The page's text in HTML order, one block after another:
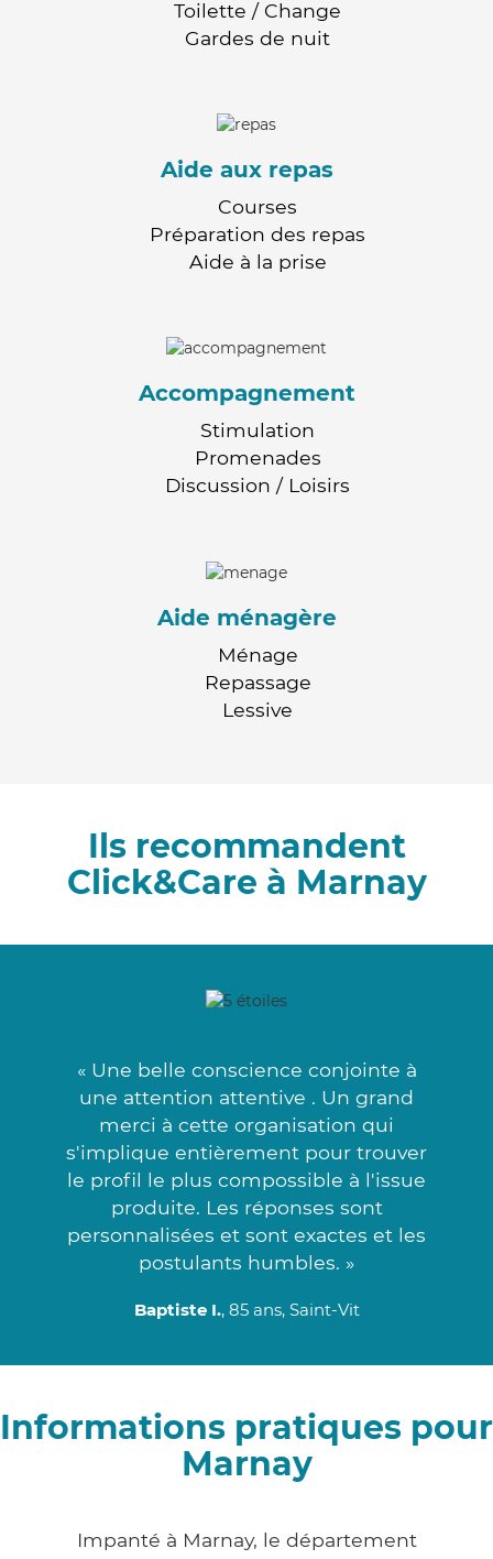
Toilette / Change
Gardes de nuit
Aide aux repas
Courses
Préparation des repas
Aide à la prise
Accompagnement
Stimulation
Promenades
Discussion / Loisirs
Aide ménagère
Ménage
Repassage
Lessive
Ils recommandent
Click&Care à Marnay
« Une belle conscience conjointe à
une attention attentive . Un grand
merci à cette organisation qui
s'implique entièrement pour trouver
le profil le plus compossible à l'issue
produite. Les réponses sont
personnalisées et sont exactes et les
postulants humbles. »
Baptiste I., 85 ans, Saint-Vit
Informations pratiques pour
Marnay
Impanté à Marnay, le département